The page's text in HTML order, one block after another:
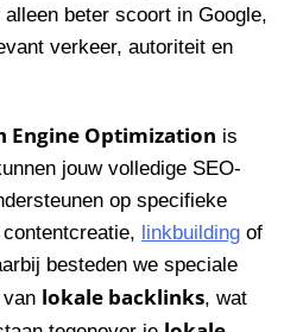
beter scoort in Google,
verkeer, autoriteit en
Engine Optimization is
jouw volledige SEO-
op specifieke
linkbuilding of
besteden we speciale
lokale backlinks, wat